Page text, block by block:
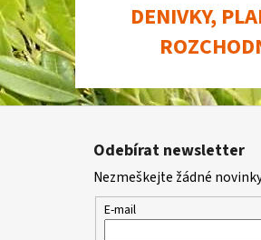
DENIVKY,
Z
Odebírat newsletter
Nezmeškejte žádné
E-mail